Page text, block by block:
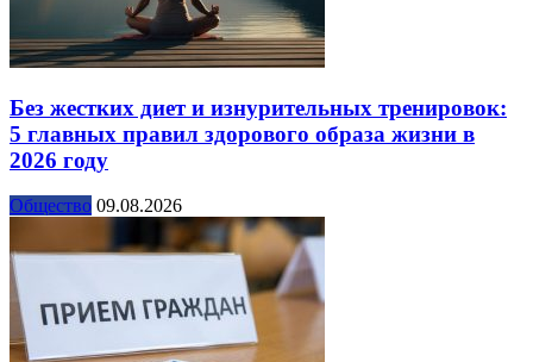
Без жестких диет и изнурительных тренировок:
5 главных правил здорового образа жизни в
2026 году
Общество 09.08.2026